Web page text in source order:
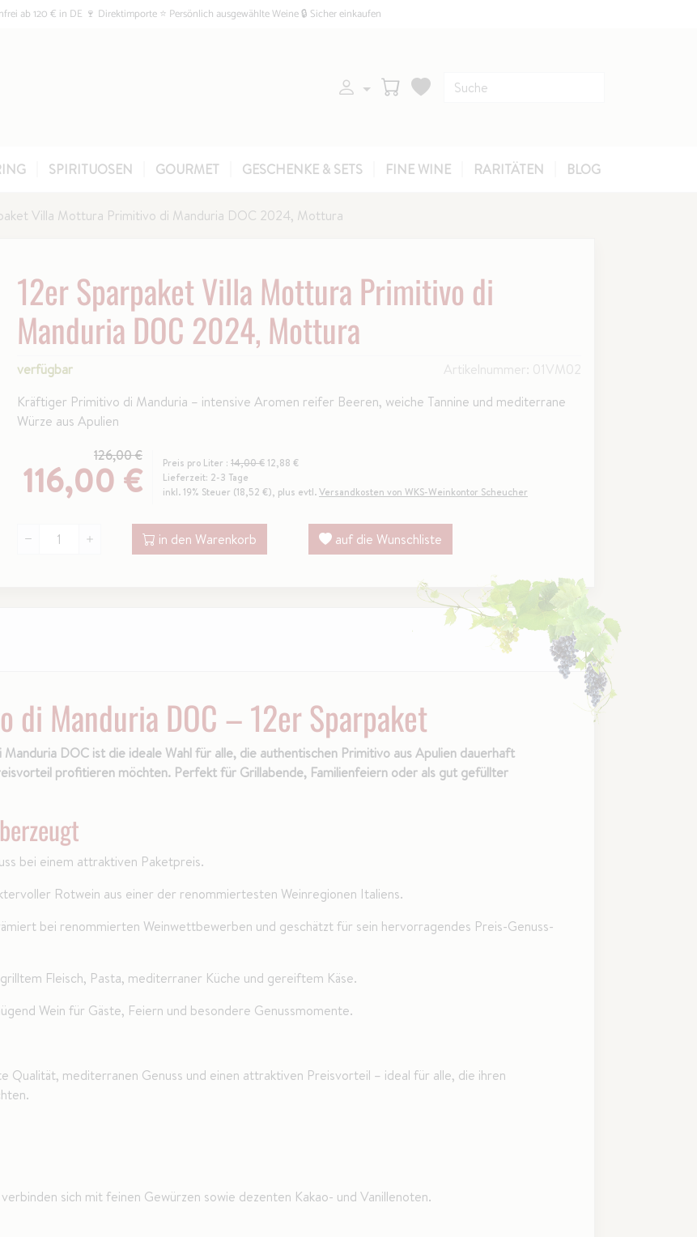
ab 120 € in DE 🍷 Direktimporte ⭐ Persönlich ausgewählte Weine 🔒 Sicher einkaufen
SPIRITUOSEN GOURMET GESCHENKE & SETS FINE WINE RARITÄTEN BLOG
Villa Mottura Primitivo di Manduria DOC 2024, Mottura
12er Sparpaket Villa Mottura Primitivo di
Manduria DOC 2024, Mottura
verfügbar
Artikelnummer: 01VM02
Kräftiger Primitivo di Manduria – intensive Aromen reifer Beeren, weiche Tannine und mediterrane
Würze aus Apulien
126,00 €
116,00 € Preis pro Liter : 14,00 €12,88 €
Lieferzeit: 2-3 Tage
inkl. 19% Steuer (18,52 €), plus evtl.Versandkosten von WKS-Weinkontor Scheucher
in den Warenkorb auf die Wunschliste
Manduria DOC – 12er Sparpaket
DOC ist die ideale Wahl für alle, die authentischen Primitivo aus Apulien dauerhaft
profitieren möchten. Perfekt für Grillabende, Familienfeiern oder als gut gefüllter
bei einem attraktiven Paketpreis.
Rotwein aus einer der renommiertesten Weinregionen Italiens.
bei renommierten Weinwettbewerben und geschätzt für sein hervorragendes Preis-Genuss-
Fleisch, Pasta, mediterraner Küche und gereiftem Käse.
Wein für Gäste, Feiern und besondere Genussmomente.
Qualität, mediterranen Genuss und einen attraktiven Preisvorteil – ideal für alle, die ihren
sich mit feinen Gewürzen sowie dezenten Kakao- und Vanillenoten.